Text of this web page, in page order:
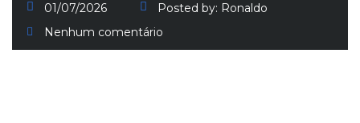
01/07/2026 Posted by: Ronaldo
Nenhum comentário